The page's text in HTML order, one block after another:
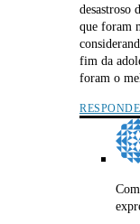
desastroso
que foram
fim da
foram o